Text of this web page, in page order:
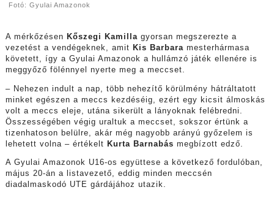
Fotó: Gyulai Amazonok
A mérkőzésen Kőszegi Kamilla gyorsan megszerezte a
vezetést a vendégeknek, amit Kis Barbara mesterhármasa
követett, így a Gyulai Amazonok a hullámzó játék ellenére is
meggyőző fölénnyel nyerte meg a meccset.
– Nehezen indult a nap, több nehezítő körülmény hátráltatott
minket egészen a meccs kezdéséig, ezért egy kicsit álmoskás
volt a meccs eleje, utána sikerült a lányoknak felébredni.
Összességében végig uraltuk a meccset, sokszor értünk a
tizenhatoson belülre, akár még nagyobb arányú győzelem is
lehetett volna – értékelt Kurta Barnabás megbízott edző.
A Gyulai Amazonok U16-os együttese a következő fordulóban,
május 20-án a listavezető, eddig minden meccsén
diadalmaskodó UTE gárdájához utazik.